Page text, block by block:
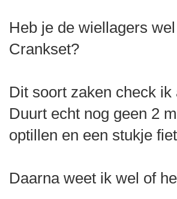
Heb je de wiellagers
Crankset?
Dit soort zaken check
Duurt echt nog geen 2
optillen en een stukje
Daarna weet ik wel of